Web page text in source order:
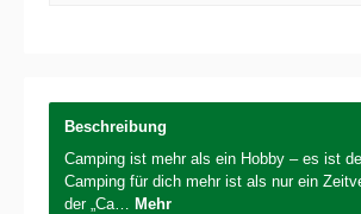
Beschreibung
Camping ist mehr als ein Hobby – es ist
Camping für dich mehr ist als nur ein
der „Ca… Mehr